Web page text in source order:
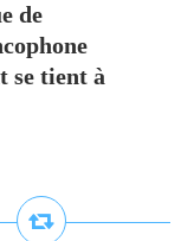
de
se tient à